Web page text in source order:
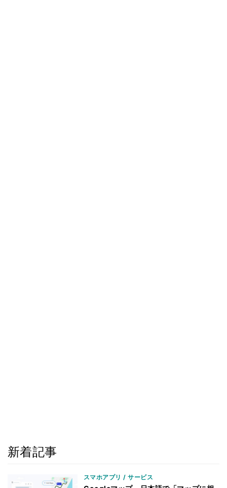
新着記事
スマホアプリ / サービス